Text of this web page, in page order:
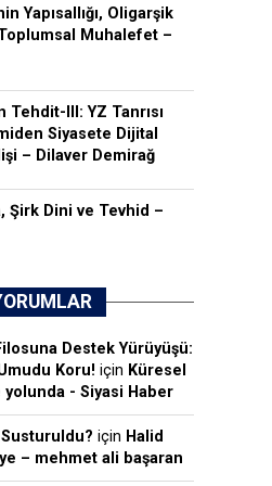
Yapısallığı, Oligarşik
Muhalefet –
Tehdit-III: YZ Tanrısı
Siyasete Dijital
– Dilaver Demirağ
Şirk Dini ve Tevhid –
Destek Yürüyüşü:
Koru! için Küresel
- Siyasi Haber
Susturuldu? için Halid
– mehmet ali başaran